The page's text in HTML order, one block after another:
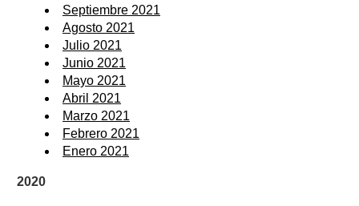
Septiembre 2021
Agosto 2021
Julio 2021
Junio 2021
Mayo 2021
Abril 2021
Marzo 2021
Febrero 2021
Enero 2021
2020